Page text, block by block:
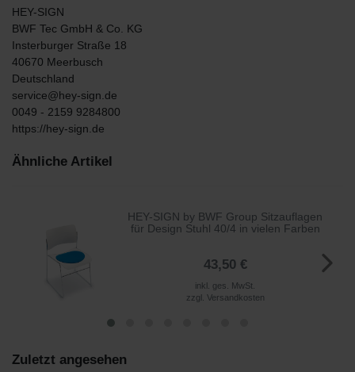
HEY-SIGN
BWF Tec GmbH & Co. KG
Insterburger Straße 18
40670 Meerbusch
Deutschland
service@hey-sign.de
0049 - 2159 9284800
https://hey-sign.de
Ähnliche Artikel
HEY-SIGN by BWF Group Sitzauflagen
für Design Stuhl 40/4 in vielen Farben
43,50 €
inkl. ges. MwSt.
zzgl. Versandkosten
Zuletzt angesehen